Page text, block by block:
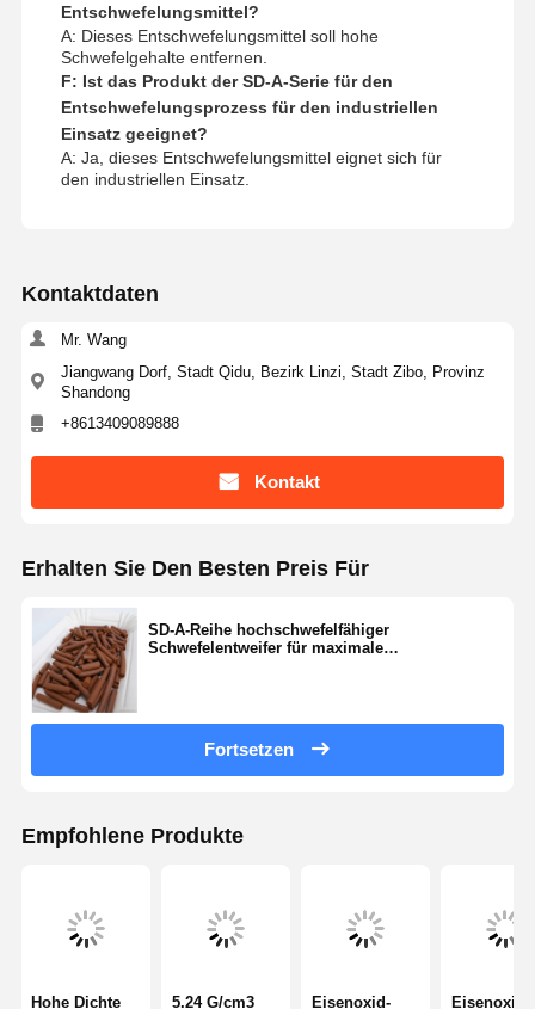
Entschwefelungsmittel?
A: Dieses Entschwefelungsmittel soll hohe
Schwefelgehalte entfernen.
F: Ist das Produkt der SD-A-Serie für den
Entschwefelungsprozess für den industriellen
Einsatz geeignet?
A: Ja, dieses Entschwefelungsmittel eignet sich für
den industriellen Einsatz.
Kontaktdaten
Mr. Wang
Jiangwang Dorf, Stadt Qidu, Bezirk Linzi, Stadt Zibo, Provinz
Shandong
+8613409089888
Kontakt
Erhalten Sie Den Besten Preis Für
SD-A-Reihe hochschwefelfähiger
Schwefelentweifer für maximale
Fortsetzen
Empfohlene Produkte
Hohe Dichte 5.24 G/cm3 Eisenoxid- Eisenoxid-